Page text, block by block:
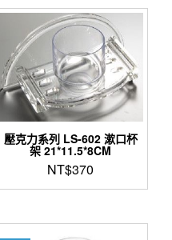
壓克力系列 LS-602 漱口杯
架 21*11.5*8CM
NT$370